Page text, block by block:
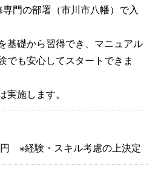
門の部署（市川市八幡）で入
基礎から習得でき、マニュアル
でも安心してスタートできま
施します。
※経験・スキル考慮の上決定